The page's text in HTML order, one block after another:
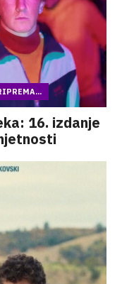
16. izdanje